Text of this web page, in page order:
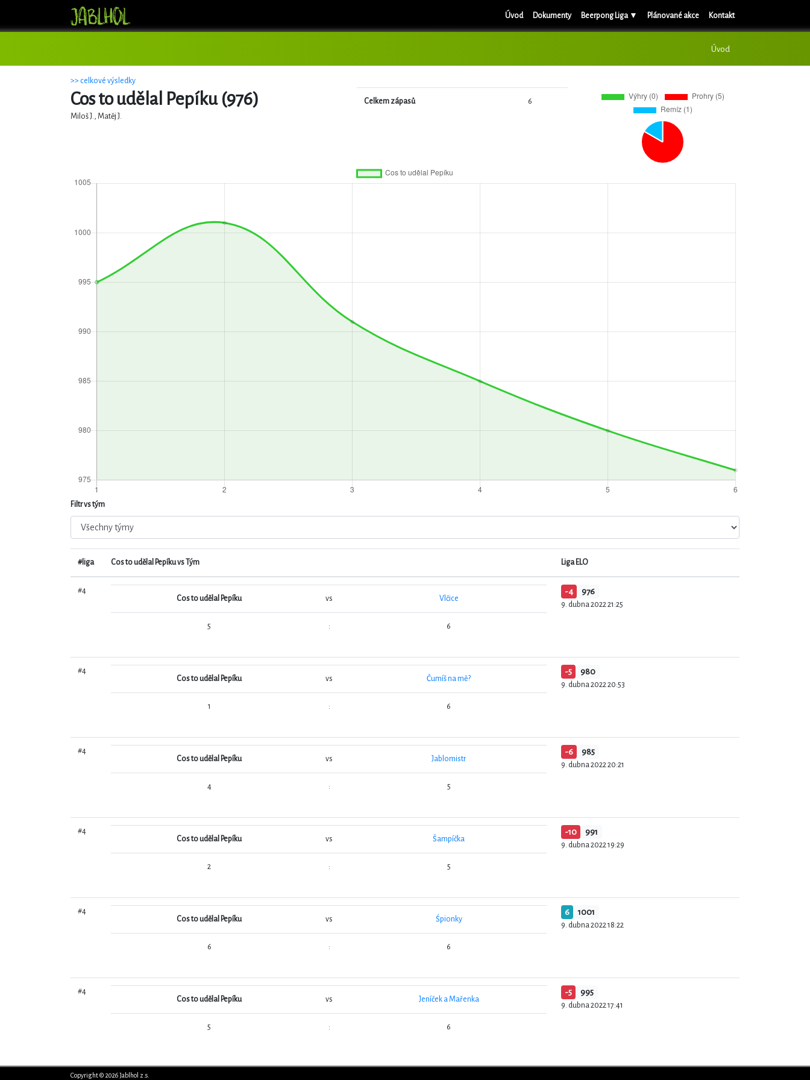
Úvod Dokumenty Beerpong Liga ▼ Plánované akce Kontakt
Úvod
>> celkové výsledky
Cos to udělal Pepíku (976)
Miloš J., Matěj J.
Celkem zápasů 6
Filtr vs tým
#liga Cos to udělal Pepíku vs Tým Liga ELO
#4
Cos to udělal Pepíku
vs Vlčice
5 : 6
-4 976
9. dubna 2022 21:25
#4
Cos to udělal Pepíku
vs Čumíš na mě?
1 : 6
-5 980
9. dubna 2022 20:53
#4
Cos to udělal Pepíku
vs Jablomistr
4 : 5
-6 985
9. dubna 2022 20:21
#4
Cos to udělal Pepíku
vs Šampíčka
2 : 5
-10 991
9. dubna 2022 19:29
#4
Cos to udělal Pepíku
vs Śpionky
6 : 6
6 1001
9. dubna 2022 18:22
#4
Cos to udělal Pepíku
vs Jeníček a Mařenka
5 : 6
-5 995
9. dubna 2022 17:41
Copyright © 2026 Jablhol z.s.